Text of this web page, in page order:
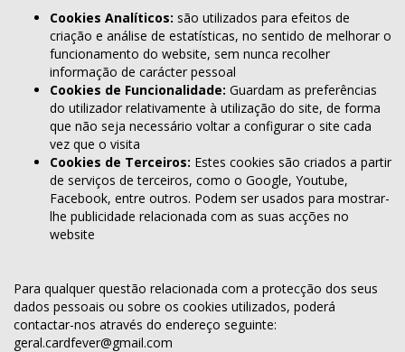
Cookies Analíticos: são utilizados para efeitos de
criação e análise de estatísticas, no sentido de melhorar o
funcionamento do website, sem nunca recolher
informação de carácter pessoal
Cookies de Funcionalidade: Guardam as preferências
do utilizador relativamente à utilização do site, de forma
que não seja necessário voltar a configurar o site cada
vez que o visita
Cookies de Terceiros: Estes cookies são criados a partir
de serviços de terceiros, como o Google, Youtube,
Facebook, entre outros. Podem ser usados para mostrar-
lhe publicidade relacionada com as suas acções no
website
Para qualquer questão relacionada com a protecção dos seus
dados pessoais ou sobre os cookies utilizados, poderá
contactar-nos através do endereço seguinte:
geral.cardfever@gmail.com